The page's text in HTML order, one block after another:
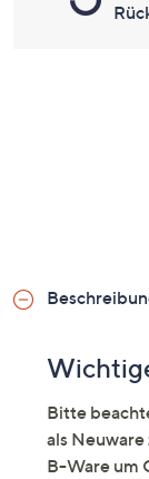
Bitte
als
B-Ware um